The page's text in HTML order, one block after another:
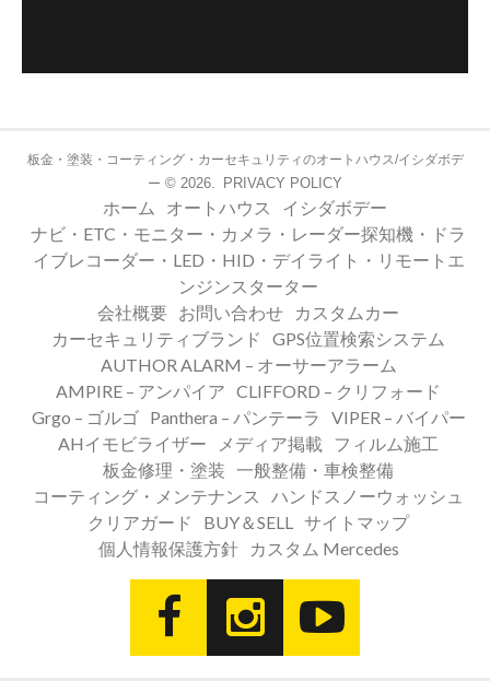
板金・塗装・コーティング・カーセキュリティのオートハウス/イシダボデ
ー © 2026. PRIVACY POLICY
ホーム オートハウス
イシダボデー
ナビ・ETC・モニター・カメラ・レーダー探知機・ドラ
イブレコーダー・LED・HID・デイライト・リモートエ
ンジンスターター
会社概要 お問い合わせ
カスタムカー
カーセキュリティブランド
GPS位置検索システム
AUTHOR ALARM – オーサーアラーム
AMPIRE – アンパイア CLIFFORD – クリフォード
Grgo – ゴルゴ
Panthera – パンテーラ
VIPER – バイパー
AHイモビライザー
メディア掲載
フィルム施工
板金修理・塗装 一般整備・車検整備
コーティング・メンテナンス
ハンドスノーウォッシュ
クリアガード
BUY＆SELL サイトマップ
個人情報保護方針
カスタム Mercedes